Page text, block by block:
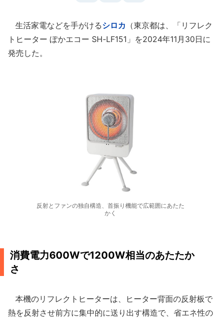
生活家電などを手がけるシロカ （東京都は、「リフレク
トヒーター ぽかエコー SH-LF151」を2024年11月30日に
発売した。
反射とファンの独自構造、首振り機能で広範囲にあたた
かく
消費電力600Wで1200W相当のあたたか
さ
本機のリフレクトヒーターは、ヒーター背面の反射板で
熱を反射させ前方に集中的に送り出す構造で、省エネ性の